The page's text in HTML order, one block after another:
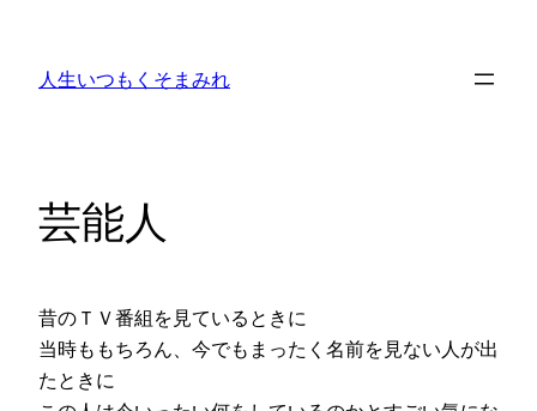
人生いつもくそまみれ
芸能人
昔のＴＶ番組を見ているときに
当時ももちろん、今でもまったく名前を見ない人が出
たときに